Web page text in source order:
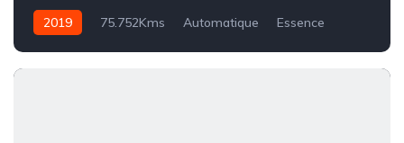
2019 75.752Kms Automatique
Essence